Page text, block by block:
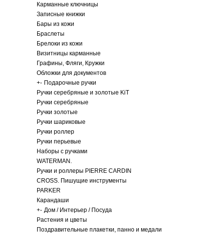
Карманные ключницы
Записные книжки
Бары из кожи
Браслеты
Брелоки из кожи
Визитницы карманные
Графины, Фляги, Кружки
Обложки для документов
+- Подарочные ручки
Ручки серебряные и золотые KiT
Ручки серебряные
Ручки золотые
Ручки шариковые
Ручки роллер
Ручки перьевые
Наборы с ручками
WATERMAN.
Ручки и роллеры PIERRE CARDIN
CROSS. Пишущие инструменты
PARKER
Карандаши
+- Дом / Интерьер / Посуда
Растения и цветы
Поздравительные плакетки, панно и медали